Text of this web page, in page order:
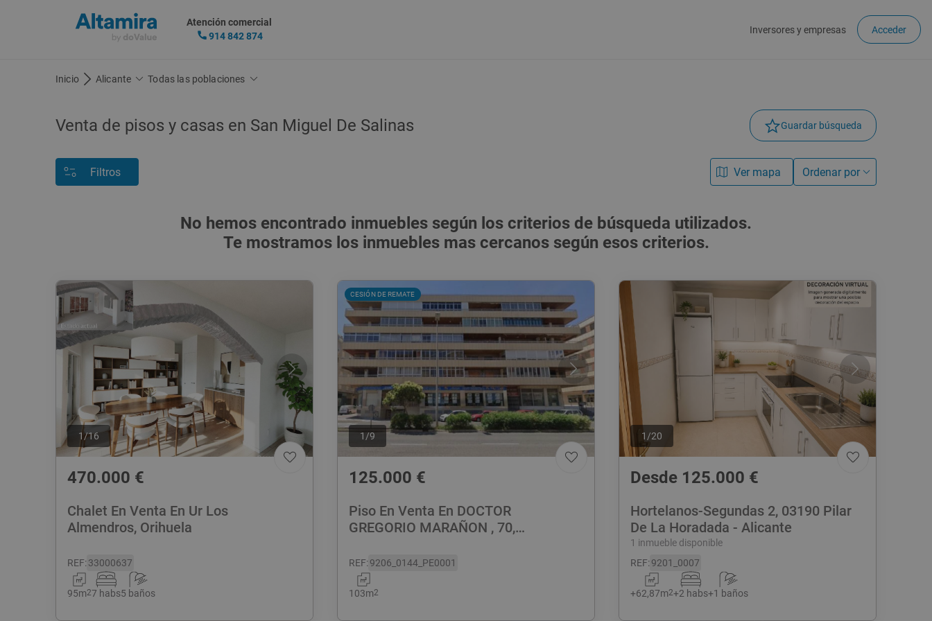
Atención comercial
914 842 874
Inversores y empresas Acceder
Inicio Alicante Todas las poblaciones
Venta de pisos y casas en San Miguel De Salinas Guardar búsqueda
Filtros Ver mapa Ordenar por
No hemos encontrado inmuebles según los criterios de búsqueda utilizados.
Te mostramos los inmuebles mas cercanos según esos criterios.
1 /16
470.000 €
Chalet En Venta En Ur Los
Almendros, Orihuela
REF:33000637
95m27 habs5 baños
1 /9
CESIÓN DE REMATE
125.000 €
Piso En Venta En DOCTOR
GREGORIO MARAÑON , 70,
REF:9206_0144_PE0001
103m2
1 /20
Desde 125.000 €
Hortelanos-Segundas 2, 03190 Pilar
De La Horadada - Alicante
1 inmueble disponible
REF:9201_0007
+62,87m2+2 habs+1 baños